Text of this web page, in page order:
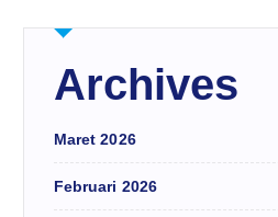
Archives
Maret 2026
Februari 2026